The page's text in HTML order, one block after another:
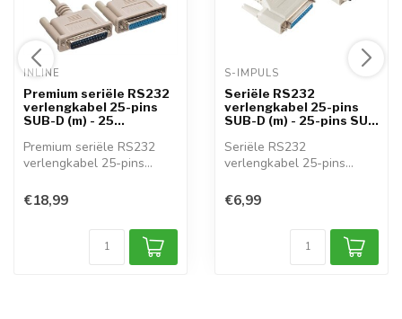
INLINE
Premium seriële RS232
verlengkabel 25-pins
SUB-D (m) - 25...
Premium seriële RS232
verlengkabel 25-pins
€18,99
S-IMPULS
Seriële RS232
verlengkabel 25-pins
SUB-D (m) - 25-pins SU...
Seriële RS232
verlengkabel 25-pins
€6,99